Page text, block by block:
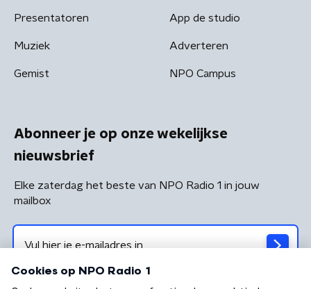
Presentatoren
Muziek
Gemist
App de studio
Adverteren
NPO Campus
Abonneer je op onze wekelijkse
nieuwsbrief
Elke zaterdag het beste van NPO Radio 1 in jouw
mailbox